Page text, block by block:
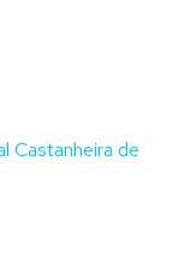
Castanheira de